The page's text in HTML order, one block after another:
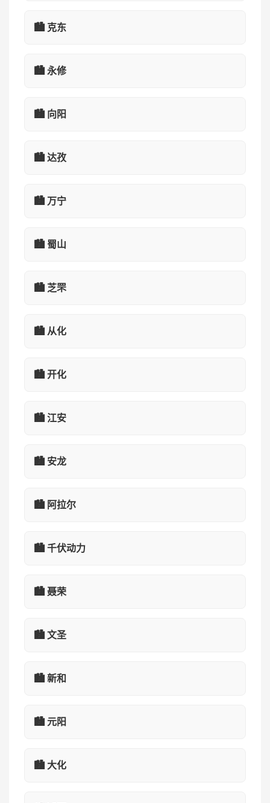
🏙️ 克东
🏙️ 永修
🏙️ 向阳
🏙️ 达孜
🏙️ 万宁
🏙️ 蜀山
🏙️ 芝罘
🏙️ 从化
🏙️ 开化
🏙️ 江安
🏙️ 安龙
🏙️ 阿拉尔
🏙️ 千伏动力
🏙️ 聂荣
🏙️ 文圣
🏙️ 新和
🏙️ 元阳
🏙️ 大化